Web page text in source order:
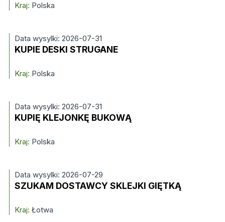
Kraj: Polska
Data wysylki: 2026-07-31
KUPIE DESKI STRUGANE
Kraj: Polska
Data wysylki: 2026-07-31
KUPIĘ KLEJONKĘ BUKOWĄ
Kraj: Polska
Data wysylki: 2026-07-29
SZUKAM DOSTAWCY SKLEJKI GIĘTKĄ
Kraj: Łotwa